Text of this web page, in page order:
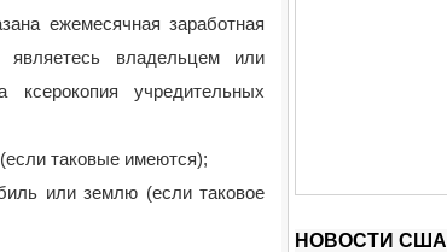
ежемесячная заработная
владельцем или
учредительных
таковые имеются);
или землю (если таковое
НОВОСТИ США